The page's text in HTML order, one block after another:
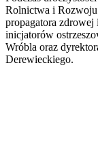
Rolnictwa i
propagatora
inicjatorów
Wróbla oraz
Derewieckiego.